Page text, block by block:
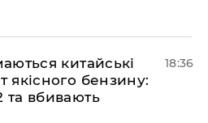
китайські
якісного бензину:
та вбивають
18:36